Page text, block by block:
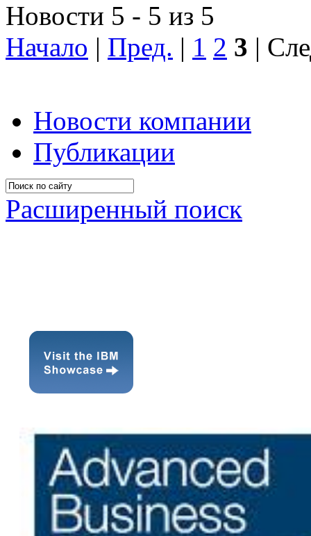
Новости 5 - 5 из 5
Начало | Пред. | 1 2 3 |
Новости компании
Публикации
Расширенный поиск